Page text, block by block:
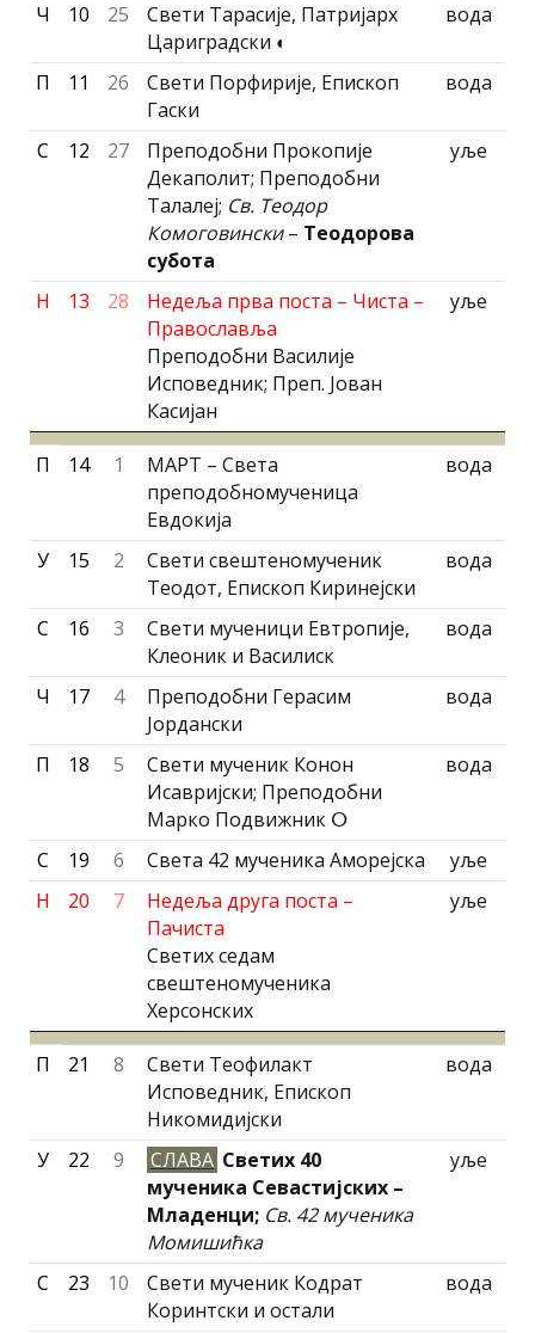
Ч 10 25
Свети Тарасије, Патриjарх
Цариградски ◐
вода
П 11 26
Свети Порфирије, Епископ
Гаски
вода
С 12 27
Преподобни Прокопије
Декаполит; Преподобни
Талалеј; Св. Теодор
Комоговински– Теодорова
субота
уље
Н 13 28
Недеља прва поста – Чиста –
Православља
Преподобни Василије
Исповедник; Преп. Jован
Касиjан
уље
П 14 1
МАРТ – Света
преподобномученица
Евдокија
вода
У 15 2
Свети свештеномученик
Теодот, Епископ Киринејски
вода
С 16 3
Свети мученици Евтропије,
Клеоник и Василиск
вода
Ч 17 4
Преподобни Герасим
Јордански
вода
П 18 5
Свети мученик Конон
Исавриjски; Преподобни
Марко Подвижник ⵔ
вода
С 19 6 Света 42 мученика Аморејска
уље
Н
20 7
Недеља друга поста –
Пачиста
Светих седам
свештеномученика
Херсонских
уље
П 21 8
Свети Теофилакт
Исповедник, Епископ
Никомидиjски
вода
У 22 9 СЛАВА Светих 40
мученика Севастијских –
Младенци; Св. 42 мученика
Момишићка
уље
С 23 10
Свети мученик Кодрат
Коринтски и остали
вода